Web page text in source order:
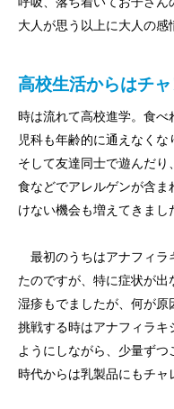
大人が思う以上に大人の感
高校生活からはチ
時は流れて高校進学。食
児科も年齢的に通えなくな
そして友達同士で遊んだ
食などでアレルゲンが含
けない機会も増えてきまし
最初のうちはアナフィラ
たのですが、特に症状が
湿疹もでましたが、何が原
挑戦する時はアナフィラ
ようにしながら、少量ず
時代からは乳製品にもチャ